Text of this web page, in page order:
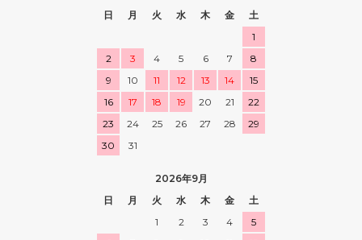
日
月 火 水 木 金
土
1
2
3 4 5 6 7
8
9
10 11 12 13 14
15
16
17 18 19 20 21
22
23
24 25 26 27 28
29
30
31
2026年9月
日
月 火 水 木 金
土
1
2 3 4
5